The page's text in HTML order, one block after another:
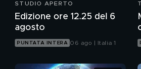
STUDIO APERTO
Edizione ore 12.25 del 6
agosto
PUNTATA INTERA 06 ago | Italia 1